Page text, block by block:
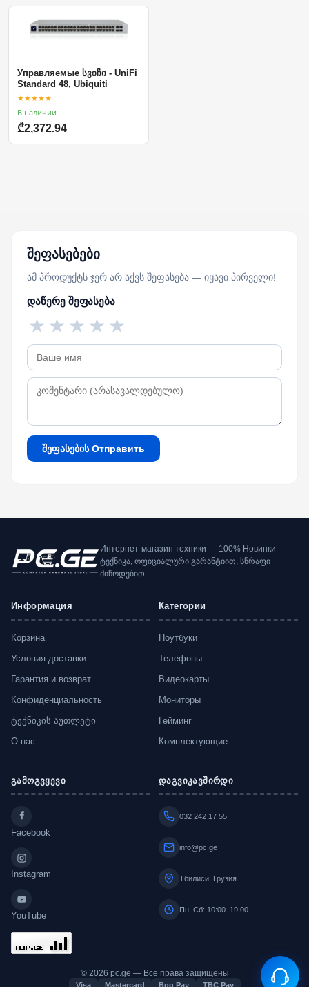
Управляемые სვიჩი - UniFi
Standard 48, Ubiquiti
★★★★★
В наличии
₾2,372.94
შეფასებები
ამ პროდუქტს ჯერ არ აქვს შეფასება — იყავი პირველი!
დაწერე შეფასება
★
★
★
★
★
შეფასების Отправить
Интернет-магазин техники — 100% Новинки
ტექნიკა, ოფიციალური გარანტიით, სწრაფი
მიწოდებით.
Информация
Корзина
Условия доставки
Гарантия и возврат
Конфиденциальность
ტექნიკის აუთლეტი
О нас
Категории
Ноутбуки
Телефоны
Видеокарты
Мониторы
Гейминг
Комплектующие
გამოგვყევი
Facebook
Instagram
YouTube
დაგვიკავშირდი
032 242 17 55
info@pc.ge
Тбилиси, Грузия
Пн–Сб: 10:00–19:00
© 2026 pc.ge — Все права защищены
Visa Mastercard Bog Pay TBC Pay